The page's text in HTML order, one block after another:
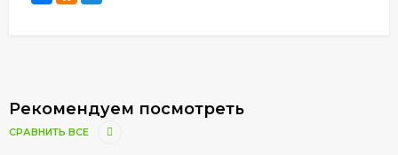
Рекомендуем посмотреть
СРАВНИТЬ ВСЕ